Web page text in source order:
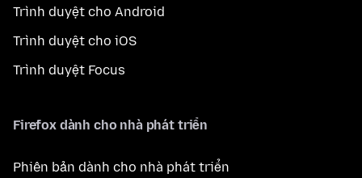
Trình duyệt cho Android
Trình duyệt cho iOS
Trình duyệt Focus
Firefox dành cho nhà phát triển
Phiên bản dành cho nhà phát triển